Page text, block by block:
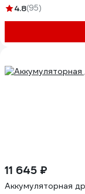
4.8(95)
11 645 ₽
Аккумуляторная